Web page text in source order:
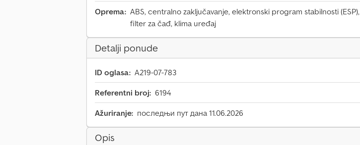
Oprema: ABS, centralno zaključavanje, elektronski program stabilnosti (ESP),
filter za čađ, klima uređaj
Detalji ponude
ID oglasa: A219-07-783
Referentni broj: 6194
Ažuriranje: последњи пут дана 11.06.2026
Opis